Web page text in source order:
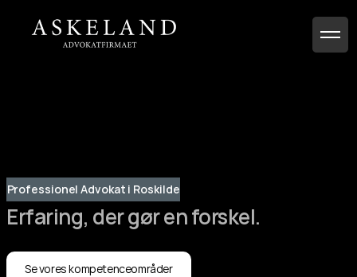
Professionel Advokat i Roskilde
Erfaring, der gør en forskel.
Se vores kompetenceområder